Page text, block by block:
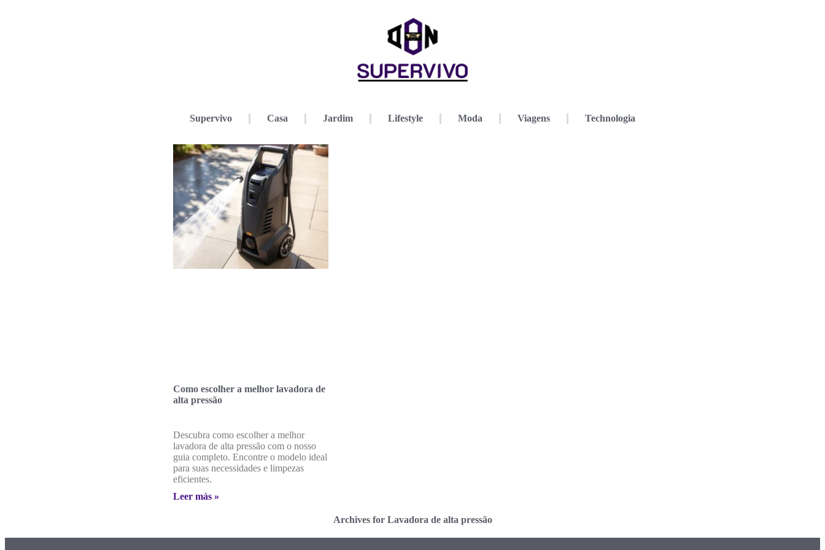
Supervivo Casa Jardim Lifestyle Moda Viagens Technologia
Como escolher a melhor lavadora de
alta pressão
Descubra como escolher a melhor
lavadora de alta pressão com o nosso
guia completo. Encontre o modelo ideal
para suas necessidades e limpezas
eficientes.
Leer más »
Archives for Lavadora de alta pressão